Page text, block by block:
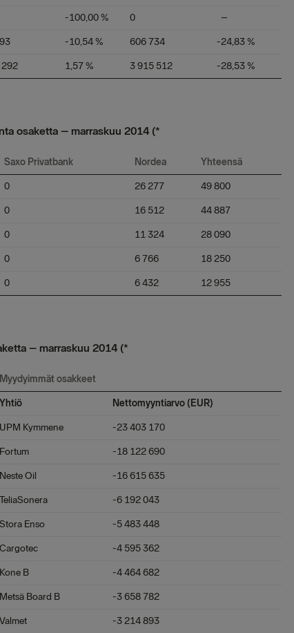
-100,00 % 0 –
-10,54 % 606 734 -24,83 %
1,57 % 3 915 512 -28,53 %
osaketta – marraskuu 2014 (*
Saxo Privatbank Nordea Yhteensä
0 26 277 49 800
0 16 512 44 887
0 11 324 28 090
0 6 766 18 250
0 6 432 12 955
– marraskuu 2014 (*
Myydyimmät osakkeet
Yhtiö Nettomyyntiarvo (EUR)
UPM Kymmene -23 403 170
Fortum -18 122 690
Neste Oil -16 615 635
TeliaSonera -6 192 043
Stora Enso -5 483 448
Cargotec -4 595 362
Kone B -4 464 682
Metsä Board B -3 658 782
Valmet -3 214 893